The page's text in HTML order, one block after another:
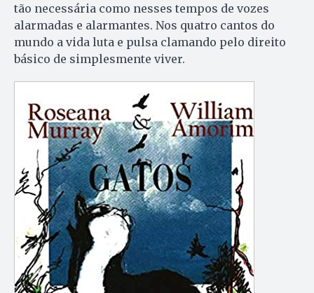
tão necessária como nesses tempos de vozes
alarmadas e alarmantes. Nos quatro cantos do
mundo a vida luta e pulsa clamando pelo direito
básico de simplesmente viver.